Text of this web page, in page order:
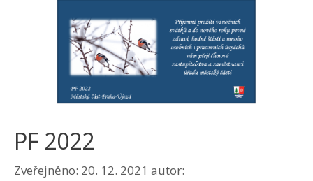
PF 2022
Zveřejněno: 20. 12. 2021 autor: